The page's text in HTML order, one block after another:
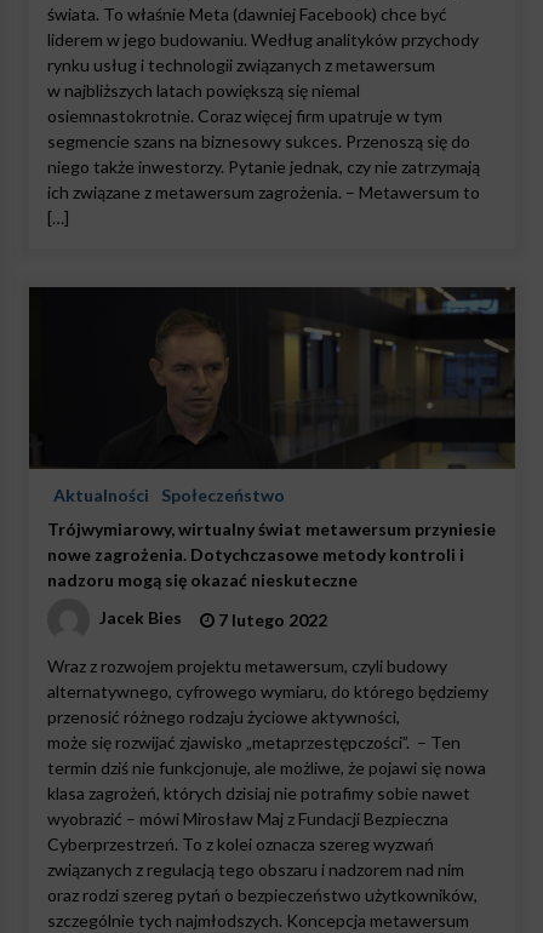
świata. To właśnie Meta (dawniej Facebook) chce być
liderem w jego budowaniu. Według analityków przychody
rynku usług i technologii związanych z metawersum
w najbliższych latach powiększą się niemal
osiemnastokrotnie. Coraz więcej firm upatruje w tym
segmencie szans na biznesowy sukces. Przenoszą się do
niego także inwestorzy. Pytanie jednak, czy nie zatrzymają
ich związane z metawersum zagrożenia. – Metawersum to
[…]
Aktualności
Społeczeństwo
Trójwymiarowy, wirtualny świat metawersum przyniesie
nowe zagrożenia. Dotychczasowe metody kontroli i
nadzoru mogą się okazać nieskuteczne
Jacek Bies
7 lutego 2022
Wraz z rozwojem projektu metawersum, czyli budowy
alternatywnego, cyfrowego wymiaru, do którego będziemy
przenosić różnego rodzaju życiowe aktywności,
może się rozwijać zjawisko „metaprzestępczości”. – Ten
termin dziś nie funkcjonuje, ale możliwe, że pojawi się nowa
klasa zagrożeń, których dzisiaj nie potrafimy sobie nawet
wyobrazić – mówi Mirosław Maj z Fundacji Bezpieczna
Cyberprzestrzeń. To z kolei oznacza szereg wyzwań
związanych z regulacją tego obszaru i nadzorem nad nim
oraz rodzi szereg pytań o bezpieczeństwo użytkowników,
szczególnie tych najmłodszych. Koncepcja metawersum